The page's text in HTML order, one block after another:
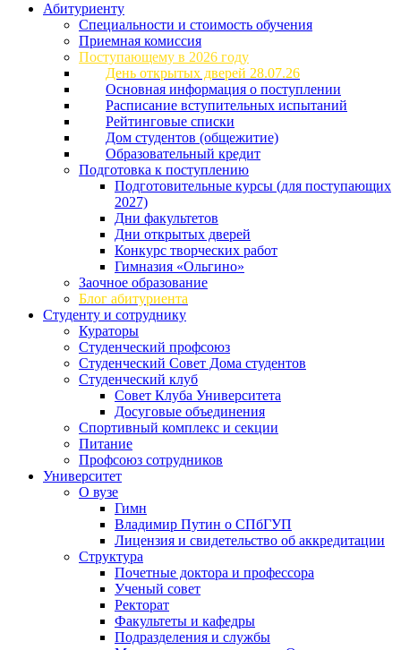
Абитуриенту
Специальности и стоимость обучения
Приемная комиссия
Поступающему в 2026 году
День открытых дверей 28.07.26
Основная информация о поступлении
Расписание вступительных испытаний
Рейтинговые списки
Дом студентов (общежитие)
Образовательный кредит
Подготовка к поступлению
Подготовительные курсы (для поступающих
2027)
Дни факультетов
Дни открытых дверей
Конкурс творческих работ
Гимназия «Ольгино»
Заочное образование
Блог абитуриента
Студенту и сотруднику
Кураторы
Студенческий профсоюз
Студенческий Совет Дома студентов
Студенческий клуб
Совет Клуба Университета
Досуговые объединения
Спортивный комплекс и секции
Питание
Профсоюз сотрудников
Университет
О вузе
Гимн
Владимир Путин о СПбГУП
Лицензия и свидетельство об аккредитации
Структура
Почетные доктора и профессора
Ученый совет
Ректорат
Факультеты и кафедры
Подразделения и службы